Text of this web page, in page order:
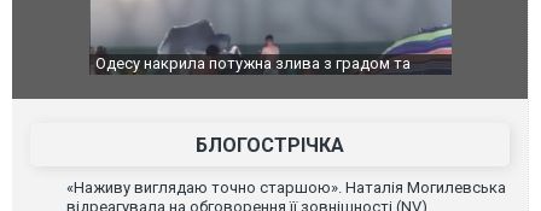
Одесу накрила потужна злива з градом та
Вже
БЛОГОСТРІЧКА
«Наживу виглядаю точно старшою». Наталія Могилевська
відреагувала на обговорення її зовнішності (NV)